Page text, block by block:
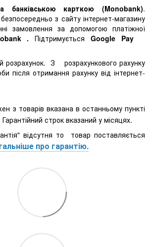
банківською карткою (Monobank).
з сайту інтернет-магазину
замовлення за допомогою платіжної
.Підтримується Google Pay
розрахунок. З розрахункового рахунку
після отримання рахунку від інтернет-
з товарів вказана в останньому пункті
строк вказаний у місяцях.
відсутня то товар поставляється
про гарантію.